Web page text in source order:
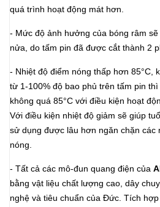
quá trình hoạt động mát hơn.
- Mức độ ảnh hưởng của bóng râm
nửa, do tấm pin đã được cắt thành 2
- Nhiệt độ điểm nóng thấp hơn 85°C,
từ 1-100% độ bao phủ trên tấm pin
không quá 85°C với điều kiện hoạt
Với điều kiện nhiệt độ giảm sẽ giúp
sử dụng được lâu hơn ngăn chặn các
nóng.
- Tất cả các mô-đun quang điện của
bằng vật liệu chất lượng cao, dây
nghệ và tiêu chuẩn của Đức. Tích